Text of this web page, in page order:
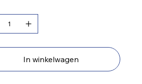
In winkelwagen